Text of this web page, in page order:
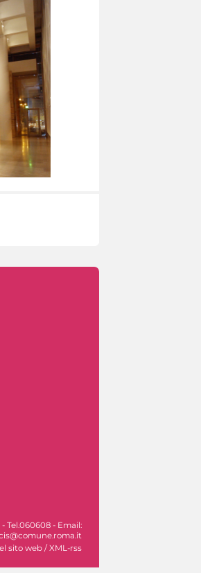
Tel.060608 - Email:
sito web /XML-rss